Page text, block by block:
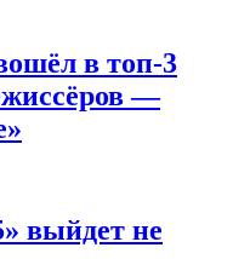
в топ-3
—
выйдет не